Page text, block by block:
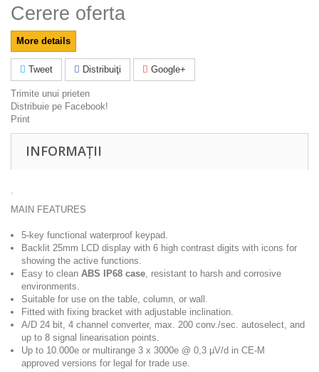
Cerere oferta
More details
Tweet Distribuiţi Google+
Trimite unui prieten
Distribuie pe Facebook!
Print
INFORMAȚII
MAIN FEATURES
5-key functional waterproof keypad.
Backlit 25mm LCD display with 6 high contrast digits with icons for
showing the active functions.
Easy to clean ABS IP68 case , resistant to harsh and corrosive
environments.
Suitable for use on the table, column, or wall.
Fitted with fixing bracket with adjustable inclination.
A/D 24 bit, 4 channel converter, max. 200 conv./sec. autoselect, and
up to 8 signal linearisation points.
Up to 10.000e or multirange 3 x 3000e @ 0,3 µV/d in CE-M
approved versions for legal for trade use.